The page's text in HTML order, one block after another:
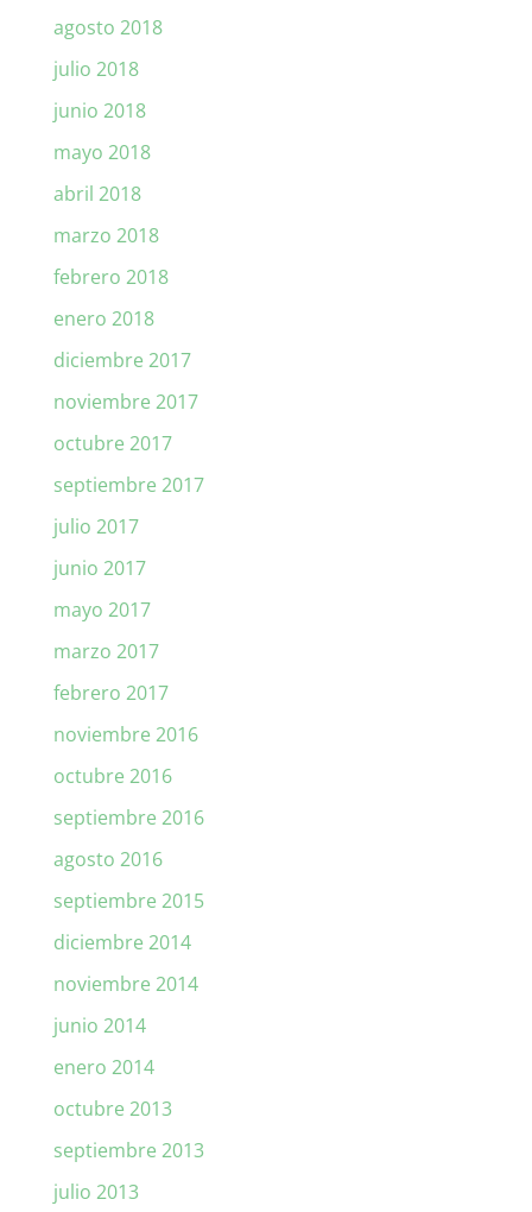
agosto 2018
julio 2018
junio 2018
mayo 2018
abril 2018
marzo 2018
febrero 2018
enero 2018
diciembre 2017
noviembre 2017
octubre 2017
septiembre 2017
julio 2017
junio 2017
mayo 2017
marzo 2017
febrero 2017
noviembre 2016
octubre 2016
septiembre 2016
agosto 2016
septiembre 2015
diciembre 2014
noviembre 2014
junio 2014
enero 2014
octubre 2013
septiembre 2013
julio 2013